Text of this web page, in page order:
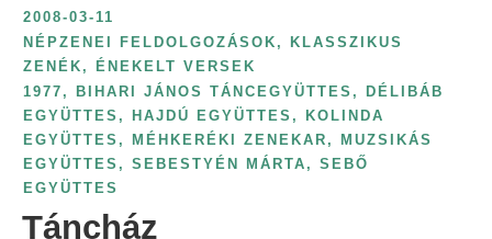
e
g
ó
r
i
a
z
v
s
z
á
m
s
z
e
l
á
s
:
2008-03-11
NÉPZENEI FELDOLGOZÁSOK, KLASSZIKUS
ZENÉK, ÉNEKELT VERSEK
1977 , BIHARI JÁNOS TÁNCEGYÜTTES , DÉLIBÁB
EGYÜTTES , HAJDÚ EGYÜTTES , KOLINDA
EGYÜTTES , MÉHKERÉKI ZENEKAR , MUZSIKÁS
EGYÜTTES , SEBESTYÉN MÁRTA , SEBŐ
EGYÜTTES
Táncház